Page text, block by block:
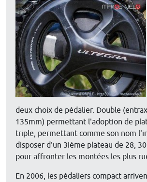
deux choix de pédalier. Double
135mm) permettant l'adoption de
triple, permettant comme son nom
disposer d'un 3ième plateau de 28,
pour affronter les montées les plus
En 2006, les pédaliers compact